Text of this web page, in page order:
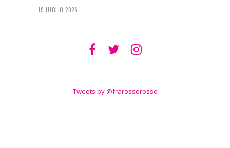
19 LUGLIO 2026
Tweets by @frarossorosso